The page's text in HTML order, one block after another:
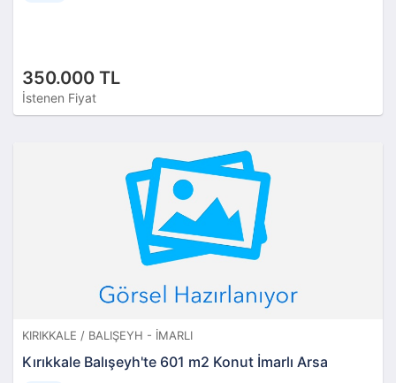
350.000 TL
İstenen Fiyat
KIRIKKALE / BALIŞEYH - İMARLI
Kırıkkale Balışeyh'te 601 m2 Konut İmarlı Arsa